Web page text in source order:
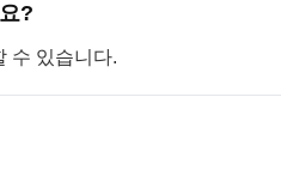
?
수 있습니다.